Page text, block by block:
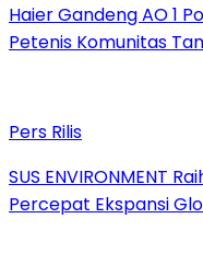
Haier Gandeng AO 1
Petenis Komunitas
Pers Rilis
SUS ENVIRONMENT
Percepat Ekspansi